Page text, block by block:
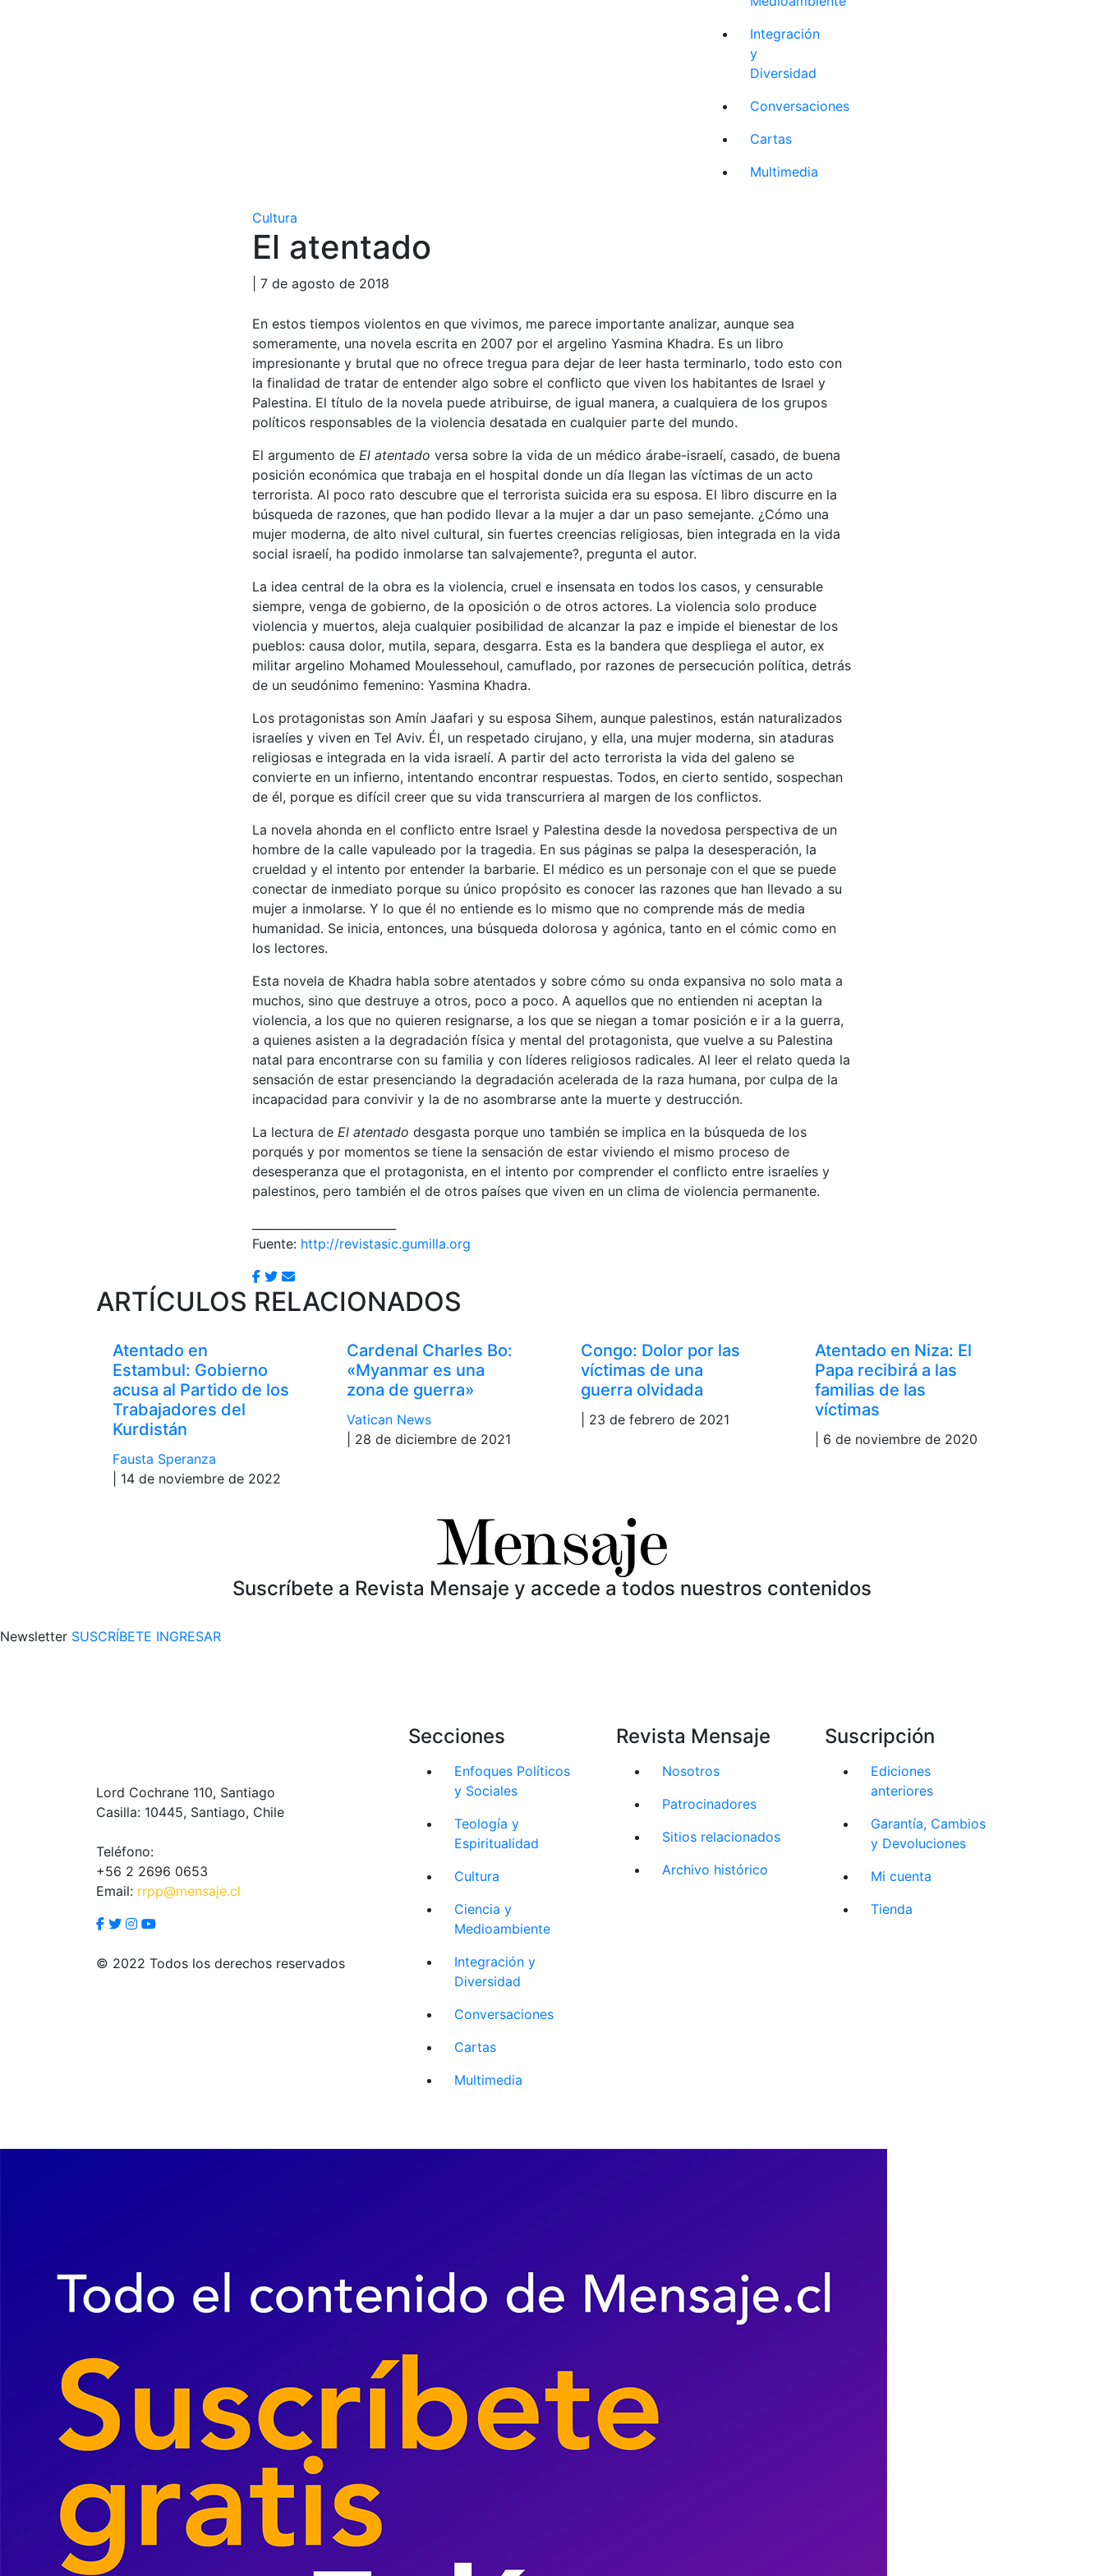
Integración
y
Diversidad
Conversaciones
Cartas
Multimedia
Cultura
El atentado
| 7 de agosto de 2018
En estos tiempos violentos en que vivimos, me parece importante analizar, aunque sea
someramente, una novela escrita en 2007 por el argelino Yasmina Khadra. Es un libro
impresionante y brutal que no ofrece tregua para dejar de leer hasta terminarlo, todo esto con
la finalidad de tratar de entender algo sobre el conflicto que viven los habitantes de Israel y
Palestina. El título de la novela puede atribuirse, de igual manera, a cualquiera de los grupos
políticos responsables de la violencia desatada en cualquier parte del mundo.
El argumento de El atentado versa sobre la vida de un médico árabe-israelí, casado, de buena
posición económica que trabaja en el hospital donde un día llegan las víctimas de un acto
terrorista. Al poco rato descubre que el terrorista suicida era su esposa. El libro discurre en la
búsqueda de razones, que han podido llevar a la mujer a dar un paso semejante. ¿Cómo una
mujer moderna, de alto nivel cultural, sin fuertes creencias religiosas, bien integrada en la vida
social israelí, ha podido inmolarse tan salvajemente?, pregunta el autor.
La idea central de la obra es la violencia, cruel e insensata en todos los casos, y censurable
siempre, venga de gobierno, de la oposición o de otros actores. La violencia solo produce
violencia y muertos, aleja cualquier posibilidad de alcanzar la paz e impide el bienestar de los
pueblos: causa dolor, mutila, separa, desgarra. Esta es la bandera que despliega el autor, ex
militar argelino Mohamed Moulessehoul, camuflado, por razones de persecución política, detrás
de un seudónimo femenino: Yasmina Khadra.
Los protagonistas son Amín Jaafari y su esposa Sihem, aunque palestinos, están naturalizados
israelíes y viven en Tel Aviv. Él, un respetado cirujano, y ella, una mujer moderna, sin ataduras
religiosas e integrada en la vida israelí. A partir del acto terrorista la vida del galeno se
convierte en un infierno, intentando encontrar respuestas. Todos, en cierto sentido, sospechan
de él, porque es difícil creer que su vida transcurriera al margen de los conflictos.
La novela ahonda en el conflicto entre Israel y Palestina desde la novedosa perspectiva de un
hombre de la calle vapuleado por la tragedia. En sus páginas se palpa la desesperación, la
crueldad y el intento por entender la barbarie. El médico es un personaje con el que se puede
conectar de inmediato porque su único propósito es conocer las razones que han llevado a su
mujer a inmolarse. Y lo que él no entiende es lo mismo que no comprende más de media
humanidad. Se inicia, entonces, una búsqueda dolorosa y agónica, tanto en el cómic como en
los lectores.
Esta novela de Khadra habla sobre atentados y sobre cómo su onda expansiva no solo mata a
muchos, sino que destruye a otros, poco a poco. A aquellos que no entienden ni aceptan la
violencia, a los que no quieren resignarse, a los que se niegan a tomar posición e ir a la guerra,
a quienes asisten a la degradación física y mental del protagonista, que vuelve a su Palestina
natal para encontrarse con su familia y con líderes religiosos radicales. Al leer el relato queda la
sensación de estar presenciando la degradación acelerada de la raza humana, por culpa de la
incapacidad para convivir y la de no asombrarse ante la muerte y destrucción.
La lectura de El atentado desgasta porque uno también se implica en la búsqueda de los
porqués y por momentos se tiene la sensación de estar viviendo el mismo proceso de
desesperanza que el protagonista, en el intento por comprender el conflicto entre israelíes y
palestinos, pero también el de otros países que viven en un clima de violencia permanente.
Fuente: http://revistasic.gumilla.org
ARTÍCULOS RELACIONADOS
Atentado en
Estambul: Gobierno
acusa al Partido de los
Trabajadores del
Kurdistán
Fausta Speranza
| 14 de noviembre de 2022
Cardenal Charles Bo:
«Myanmar es una
zona de guerra»
Vatican News
| 28 de diciembre de 2021
Congo: Dolor por las
víctimas de una
guerra olvidada
| 23 de febrero de 2021
Atentado en Niza: El
Papa recibirá a las
familias de las
víctimas
| 6 de noviembre de 2020
Suscríbete a Revista Mensaje y accede a todos nuestros contenidos
Newsletter SUSCRÍBETE INGRESAR
Lord Cochrane 110, Santiago
Casilla: 10445, Santiago, Chile
Teléfono:
+56 2 2696 0653
Email: rrpp@mensaje.cl
© 2022 Todos los derechos reservados
Secciones
Enfoques Políticos
y Sociales
Teología y
Espiritualidad
Cultura
Ciencia y
Medioambiente
Integración y
Diversidad
Conversaciones
Cartas
Multimedia
Revista Mensaje
Nosotros
Patrocinadores
Sitios relacionados
Archivo histórico
Suscripción
Ediciones
anteriores
Garantía, Cambios
y Devoluciones
Mi cuenta
Tienda